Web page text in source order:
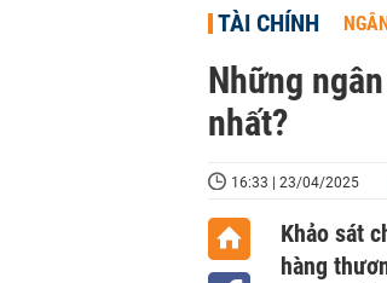
TÀI CHÍNH
Những
nhất?
16:33 | 23/04/2025
Khảo sát
hàng